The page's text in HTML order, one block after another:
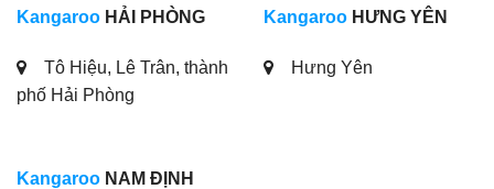
Kangaroo HẢI PHÒNG
Tô Hiệu, Lê Trân, thành
phố Hải Phòng
Kangaroo HƯNG YÊN
Hưng Yên
Kangaroo NAM ĐỊNH